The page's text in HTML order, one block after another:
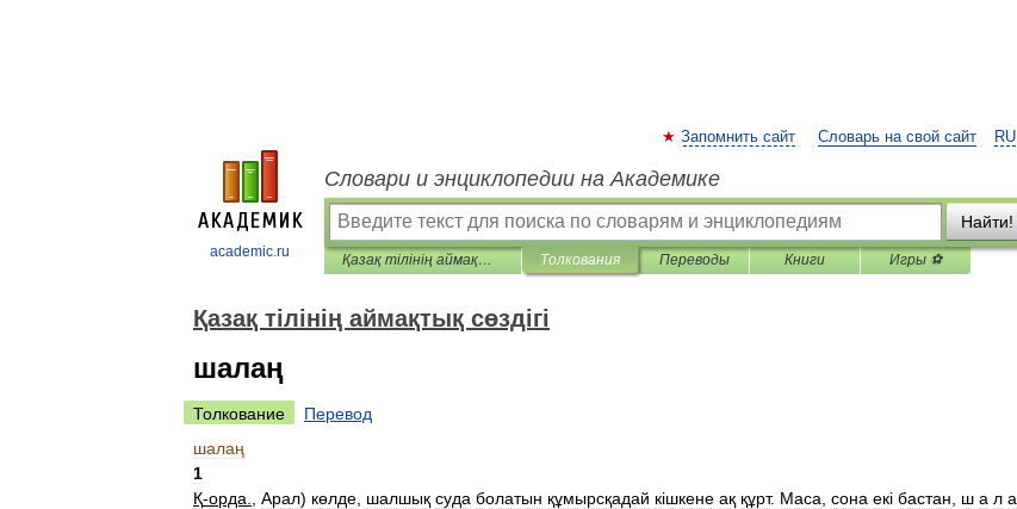
academic.ru
RU
Запомнить сайт Словарь на свой сайт
Словари и энциклопедии на Академике
Найти!
Қазақ тілінің аймақтық сөздігі Толкования Переводы Книги Игры ⚽
Қазақ тілінің аймақтық сөздігі
шалаң
Толкование
Перевод
шалаң
1
Қ-орда Арал) көлде шалшық суда болатын құмырсқадай кішкене ақ құрт. Маса сона екі бастан ш а л а